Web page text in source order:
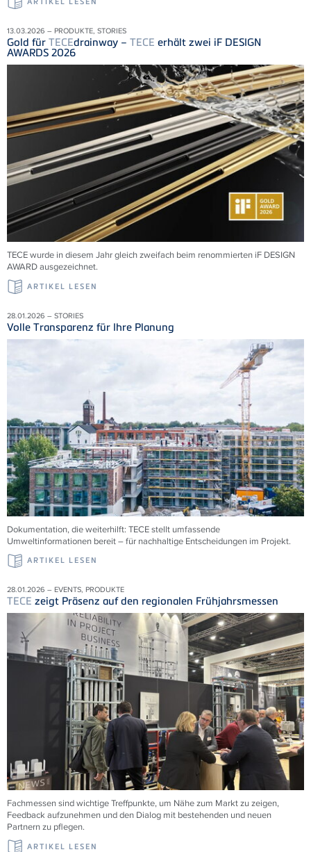
13.03.2026 – PRODUKTE, STORIES
Gold für TECEdrainway – TECE erhält zwei iF DESIGN
AWARDS 2026
TECE wurde in diesem Jahr gleich zweifach beim renommierten iF DESIGN
AWARD ausgezeichnet.
ARTIKEL LESEN
28.01.2026 – STORIES
Volle Transparenz für Ihre Planung
Dokumentation, die weiterhilft: TECEstellt umfassende
Umweltinformationen bereit – für nachhaltige Entscheidungen im Projekt.
ARTIKEL LESEN
28.01.2026 – EVENTS, PRODUKTE
TECE zeigt Präsenz auf den regionalen Frühjahrsmessen
Fachmessen sind wichtige Treffpunkte, um Nähe zum Markt zu zeigen,
Feedback aufzunehmen und den Dialog mit bestehenden und neuen
Partnern zu pflegen.
ARTIKEL LESEN